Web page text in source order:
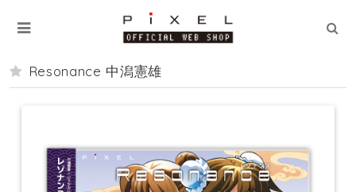
Resonance 中潟憲雄